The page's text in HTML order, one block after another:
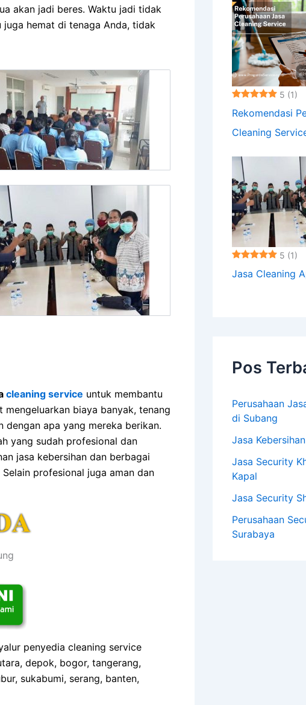
akan jadi beres. Waktu jadi tidak
hemat di tenaga Anda, tidak
cleaning service untuk membantu
biaya banyak, tenang
apa yang mereka berikan.
yang sudah profesional dan
jasa kebersihan dan berbagai
profesional juga aman dan
penyedia cleaning service
depok, bogor, tangerang,
sukabumi, serang, banten,
5 (1)
Rekomendasi
Cleaning
5 (1)
Jasa Cleaning
Pos
Perusahaan
di Subang
Jasa
Jasa Security
Kapal
Jasa Security
Perusahaan
Surabaya